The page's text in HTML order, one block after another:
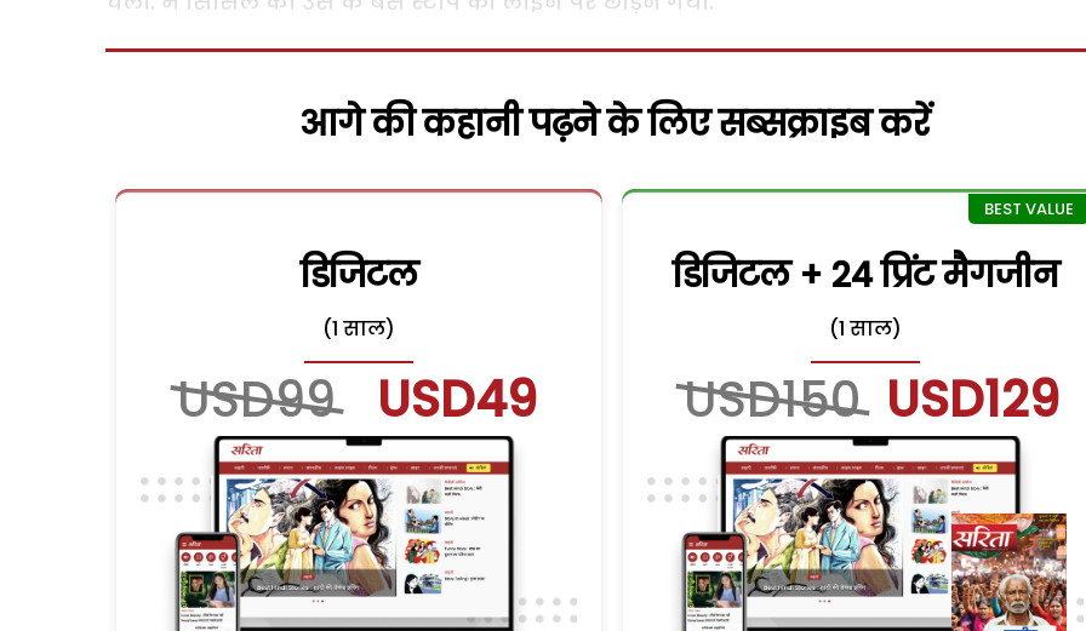
आगे की कहानी पढ़ने के लिए सब्सक्राइब करें
डिजिटल
(1 साल)
USD99 USD49
डिजिटल + 24 प्रिंट मैगजीन
(1 साल)
USD150 USD129